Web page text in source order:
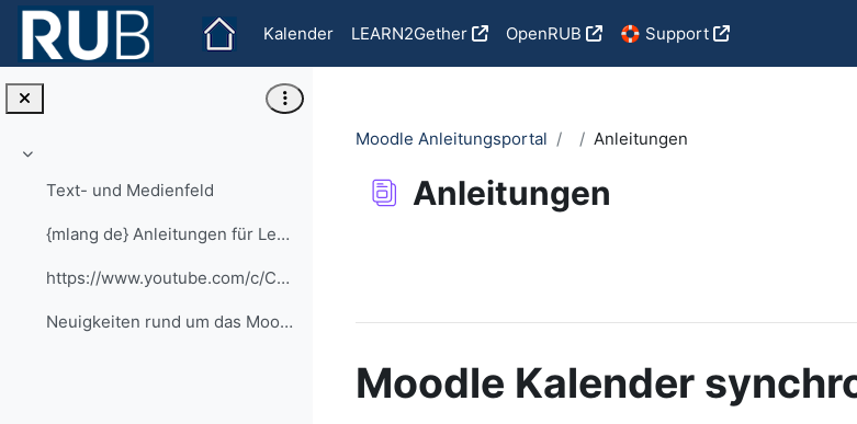
Zum Hauptinhalt
Kalender
LEARN2Gether OpenRUB 🛟 Support
Einklappen
Text- und Medienfeld
{mlang de} Anleitungen für Lehrende alle Anleitung...
https://www.youtube.com/c/CaptainMoodle
Neuigkeiten rund um das Moodle an der RUB
Moodle Anleitungsportal Anleitungen
Anleitungen
Moodle Kalender